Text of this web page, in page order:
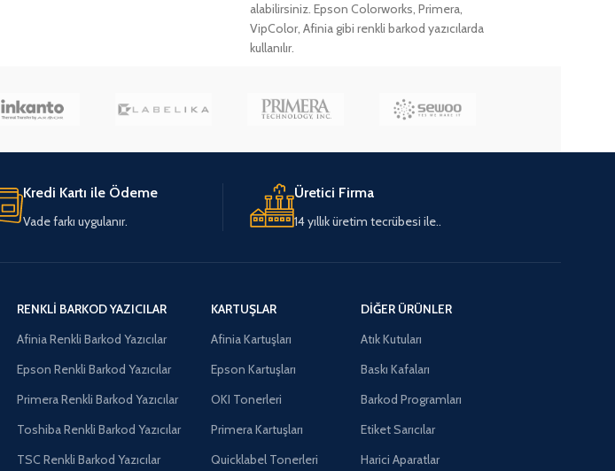
alabilirsiniz. Epson Colorworks, Primera,
VipColor, Afinia gibi renkli barkod yazıcılarda
kullanılır.
Kredi Kartı ile Ödeme
Vade farkı uygulanır.
Üretici Firma
14 yıllık üretim tecrübesi ile..
RENKLI BARKOD YAZICILAR
Afinia Renkli Barkod Yazıcılar
Epson Renkli Barkod Yazıcılar
Primera Renkli Barkod Yazıcılar
Toshiba Renkli Barkod Yazıcılar
TSC Renkli Barkod Yazıcılar
KARTUŞLAR
Afinia Kartuşları
Epson Kartuşları
OKI Tonerleri
Primera Kartuşları
Quicklabel Tonerleri
DIĞER ÜRÜNLER
Atık Kutuları
Baskı Kafaları
Barkod Programları
Etiket Sarıcılar
Harici Aparatlar